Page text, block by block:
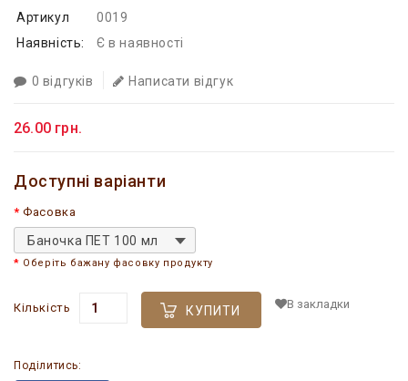
Артикул
0019
Наявність:
Є в наявності
0 відгуків Написати відгук
26.00 грн.
Доступні варіанти
Фасовка
Баночка ПЕТ 100 мл
Оберіть бажану фасовку продукту
Кількість КУПИТИ В закладки
Поділитись: